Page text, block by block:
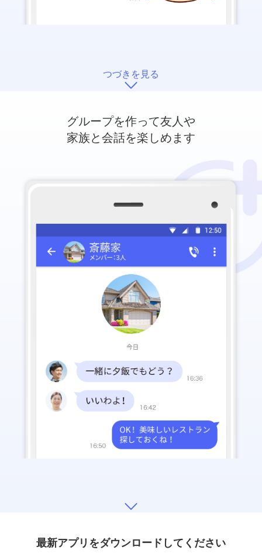
つづきを見る
グループを作って友人や
家族と会話を楽しめます
最新アプリをダウンロードしてください